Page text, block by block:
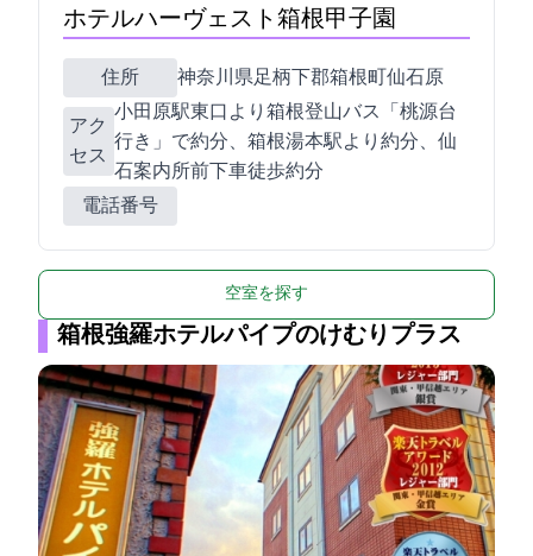
ホテルハーヴェスト箱根甲子園
住所 神奈川県足柄下郡箱根町仙石原817-253
アク
セス
小田原駅東口より箱根登山バス「桃源台
行き」で約50分、箱根湯本駅より約30分、仙
石案内所前下車徒歩約6分
電話番号
空室を探す
箱根強羅ホテルパイプのけむりプラス